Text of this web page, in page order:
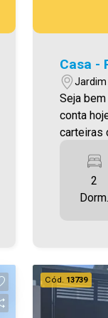
Casa -
Seja bem vindo! A
conta
carteiras
venda.
opções! Casa Localizada no Jardim
Coopagro. O Imóvel conta com: - Sala
Área terreno
2
Dorm.
Cód. 13739